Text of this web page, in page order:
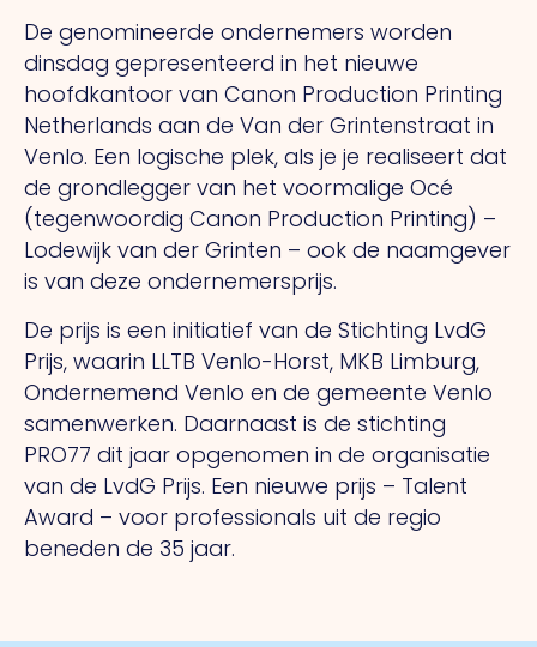
De genomineerde ondernemers worden
dinsdag gepresenteerd in het nieuwe
hoofdkantoor van Canon Production Printing
Netherlands aan de Van der Grintenstraat in
Venlo. Een logische plek, als je je realiseert dat
de grondlegger van het voormalige Océ
(tegenwoordig Canon Production Printing) –
Lodewijk van der Grinten – ook de naamgever
is van deze ondernemersprijs.
De prijs is een initiatief van de Stichting LvdG
Prijs, waarin LLTB Venlo-Horst, MKB Limburg,
Ondernemend Venlo en de gemeente Venlo
samenwerken. Daarnaast is de stichting
PRO77 dit jaar opgenomen in de organisatie
van de LvdG Prijs. Een nieuwe prijs – Talent
Award – voor professionals uit de regio
beneden de 35 jaar.